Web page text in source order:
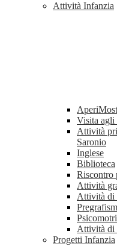
Attività Infanzia
Visita
Attività
Saronio
Inglese
Biblioteca
Riscontro
Attività
Attività di
Attività di
Progetti Infanzia